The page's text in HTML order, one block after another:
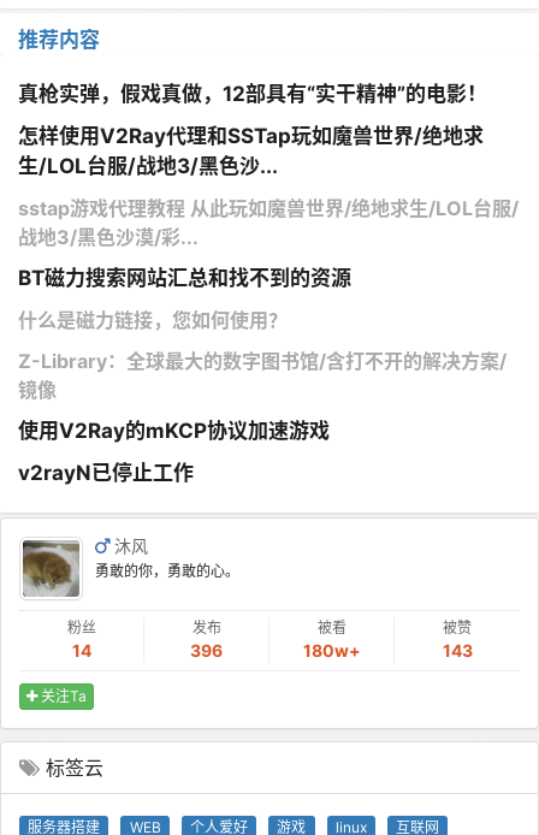
推荐内容
真枪实弹，假戏真做，12部具有“实干精神”的电影！
怎样使用V2Ray代理和SSTap玩如魔兽世界/绝地求
生/LOL台服/战地3/黑色沙...
sstap游戏代理教程 从此玩如魔兽世界/绝地求生/LOL台服/
战地3/黑色沙漠/彩...
BT磁力搜索网站汇总和找不到的资源
什么是磁力链接，您如何使用？
Z-Library：全球最大的数字图书馆/含打不开的解决方案/
镜像
使用V2Ray的mKCP协议加速游戏
v2rayN已停止工作
沐风
勇敢的你，勇敢的心。
粉丝
14
发布
396
被看
180w+
被赞
143
关注Ta
标签云
服务器搭建 WEB 个人爱好 游戏 linux 互联网